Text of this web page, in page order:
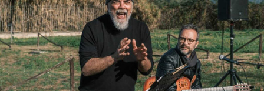
il Cacciatore di topi, l’Araldo del borgo e il Mendicante
pellegrino.